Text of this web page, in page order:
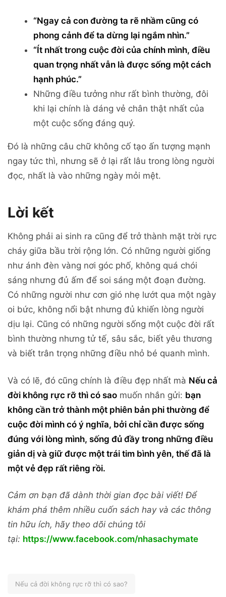
“Ngay cả con đường ta rẽ nhầm cũng có
phong cảnh để ta dừng lại ngắm nhìn.”
“Ít nhất trong cuộc đời của chính mình, điều
quan trọng nhất vẫn là được sống một cách
hạnh phúc.”
Những điều tưởng như rất bình thường, đôi
khi lại chính là dáng vẻ chân thật nhất của
một cuộc sống đáng quý.
Đó là những câu chữ không cố tạo ấn tượng mạnh
ngay tức thì, nhưng sẽ ở lại rất lâu trong lòng người
đọc, nhất là vào những ngày mỏi mệt.
Lời kết
Không phải ai sinh ra cũng để trở thành mặt trời rực
cháy giữa bầu trời rộng lớn. Có những người giống
như ánh đèn vàng nơi góc phố, không quá chói
sáng nhưng đủ ấm để soi sáng một đoạn đường.
Có những người như cơn gió nhẹ lướt qua một ngày
oi bức, không nổi bật nhưng đủ khiến lòng người
dịu lại. Cũng có những người sống một cuộc đời rất
bình thường nhưng tử tế, sâu sắc, biết yêu thương
và biết trân trọng những điều nhỏ bé quanh mình.
Và có lẽ, đó cũng chính là điều đẹp nhất mà Nếu cả
đời không rực rỡ thì có sao muốn nhắn gửi: bạn
không cần trở thành một phiên bản phi thường để
cuộc đời mình có ý nghĩa, bởi chỉ cần được sống
đúng với lòng mình, sống đủ đầy trong những điều
giản dị và giữ được một trái tim bình yên, thế đã là
một vẻ đẹp rất riêng rồi.
Cảm ơn bạn đã dành thời gian đọc bài viết! Để
khám phá thêm nhiều cuốn sách hay và các thông
tin hữu ích, hãy theo dõi chúng tôi
tại: https://www.facebook.com/nhasachymate
Nếu cả đời không rực rỡ thì có sao?